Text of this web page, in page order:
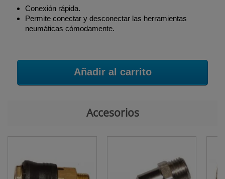
Conexión rápida.
Permite conectar y desconectar las herramientas
neumáticas cómodamente.
Añadir al carrito
Accesorios